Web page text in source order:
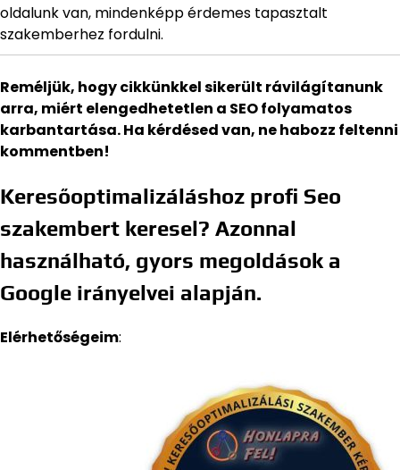
oldalunk van, mindenképp érdemes tapasztalt
szakemberhez fordulni.
Reméljük, hogy cikkünkkel sikerült rávilágítanunk
arra, miért elengedhetetlen a SEO folyamatos
karbantartása. Ha kérdésed van, ne habozz feltenni
kommentben!
Keresőoptimalizáláshoz profi Seo
szakembert keresel? Azonnal
használható, gyors megoldások a
Google irányelvei alapján.
Elérhetőségeim: